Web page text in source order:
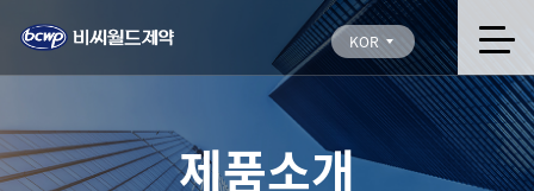
KOR
제품소개